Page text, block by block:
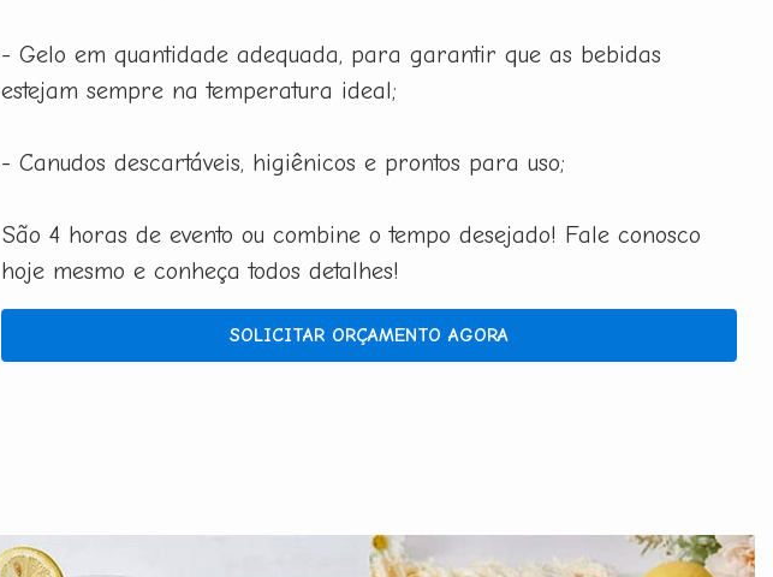
- Gelo em quantidade adequada, para garantir que as bebidas
estejam sempre na temperatura ideal;
- Canudos descartáveis, higiênicos e prontos para uso;
São 4 horas de evento ou combine o tempo desejado! Fale conosco
hoje mesmo e conheça todos detalhes!
SOLICITAR ORÇAMENTO AGORA